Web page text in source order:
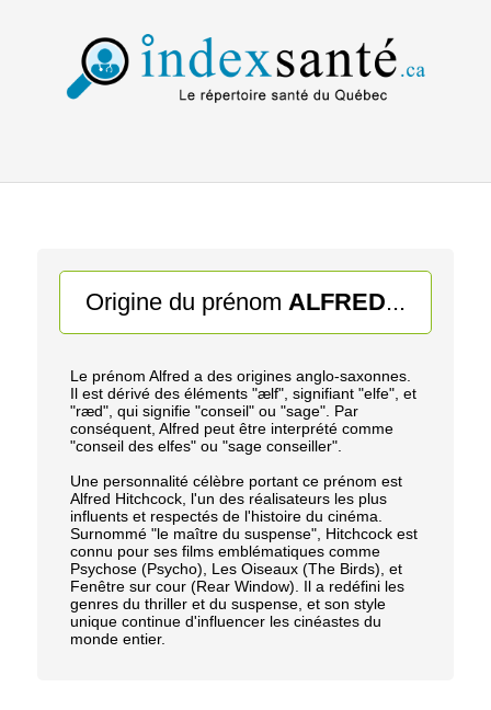
Origine du prénom ALFRED...
Le prénom Alfred a des origines anglo-saxonnes.
Il est dérivé des éléments "ælf", signifiant "elfe", et
"ræd", qui signifie "conseil" ou "sage". Par
conséquent, Alfred peut être interprété comme
"conseil des elfes" ou "sage conseiller".
Une personnalité célèbre portant ce prénom est
Alfred Hitchcock, l'un des réalisateurs les plus
influents et respectés de l'histoire du cinéma.
Surnommé "le maître du suspense", Hitchcock est
connu pour ses films emblématiques comme
Psychose (Psycho), Les Oiseaux (The Birds), et
Fenêtre sur cour (Rear Window). Il a redéfini les
genres du thriller et du suspense, et son style
unique continue d'influencer les cinéastes du
monde entier.